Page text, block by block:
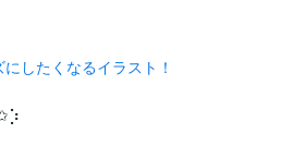
したくなるイラスト！